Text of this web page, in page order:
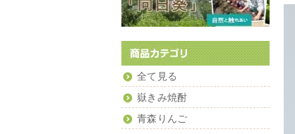
全て見る
嶽きみ焼酎
青森りんご